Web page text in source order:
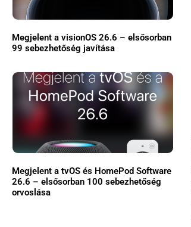
Megjelent a visionOS 26.6 – elsősorban
99 sebezhetőség javítása
Megjelent a tvOS és HomePod Software
26.6 – elsősorban 100 sebezhetőség
orvoslása